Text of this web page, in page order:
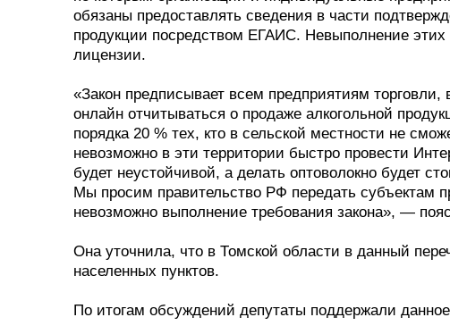
обязаны предоставлять сведения в части
продукции посредством ЕГАИС. Невыполнение этих
лицензии.
«Закон предписывает всем предприятиям
онлайн отчитываться о продаже алкогольной
порядка 20 % тех, кто в сельской местности не
невозможно в эти территории быстро провести
будет неустойчивой, а делать оптоволокно будет
Мы просим правительство РФ передать субъектам
невозможно выполнение требования закона», —
Она уточнила, что в Томской области в данный
населенных пунктов.
По итогам обсуждений депутаты поддержали